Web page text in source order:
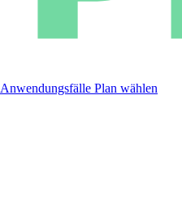
Anwendungsfälle Plan wählen